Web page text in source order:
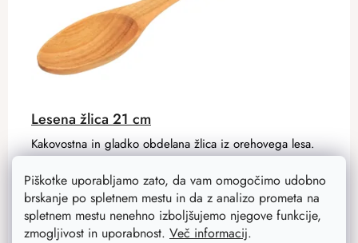
Piškotke uporabljamo zato, da vam omogočimo udobno
brskanje po spletnem mestu in da z analizo prometa na
spletnem mestu nenehno izboljšujemo njegove funkcije,
zmogljivost in uporabnost. Več informacij.
Lesena žlica 21 cm
1,90 €
2,40 €
Na zalogi
Kakovostna in gladko obdelana žlica iz orehovega lesa.
Tudi navadna hrana postane izjemno doživetje.